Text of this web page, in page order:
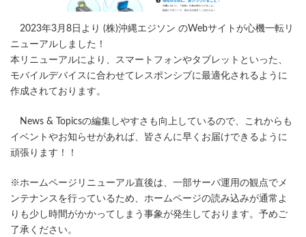
2023年3月8日より (株)沖縄エジソン のWebサイトが心機一転リ
ニューアルしました！
本リニューアルにより、スマートフォンやタブレットといった、
モバイルデバイスに合わせてレスポンシブに最適化されるように
作成されております。
News & Topicsの編集しやすさも向上しているので、これからも
イベントやお知らせがあれば、皆さんに早くお届けできるように
頑張ります！！
※ホームページリニューアル直後は、一部サーバ運用の観点でメ
ンテナンスを行っているため、ホームページの読み込みが通常よ
りも少し時間がかかってしまう事象が発生しております。予めご
了承ください。